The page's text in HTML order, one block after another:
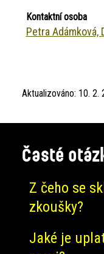
Kontaktní osoba
Petra Adámková,
Aktualizováno: 10. 2.
Časté
Z čeho se
zkoušky?
Jaké je